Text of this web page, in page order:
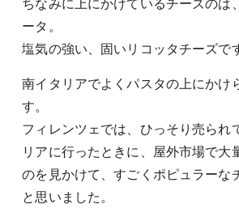
ータ。
塩気の強い、固いリコッタチーズで
南イタリアでよくパスタの上にかけ
す。
フィレンツェでは、ひっそり売られ
リアに行ったときに、屋外市場で大
のを見かけて、すごくポピュラーな
と思いました。